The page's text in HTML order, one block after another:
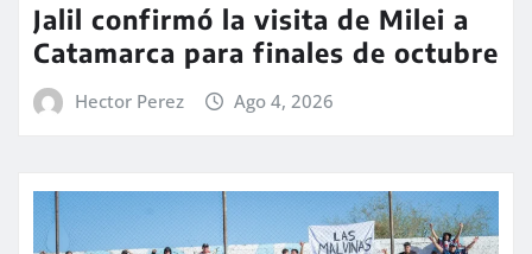
Jalil confirmó la visita de Milei a
Catamarca para finales de octubre
Hector Perez Ago 4, 2026